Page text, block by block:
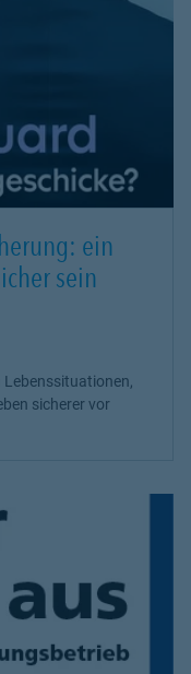
ein
sein
Lebenssituationen,
sicherer vor